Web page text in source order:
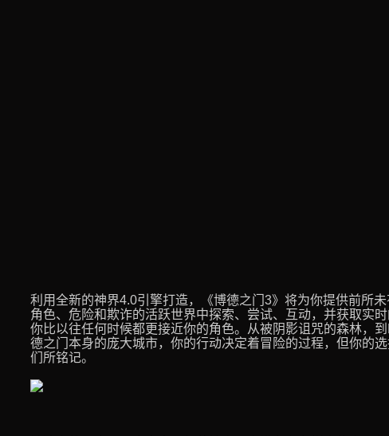
利用全新的神界4.0引擎打造，《博德之门3》将为你提供前所
角色、危险和欺诈的活跃世界中探索、尝试、互动，并获取实
你比以往任何时候都更接近你的角色。从被阴影诅咒的森林，
德之门本身的庞大城市，你的行动决定着冒险的过程，但你的
们所铭记。